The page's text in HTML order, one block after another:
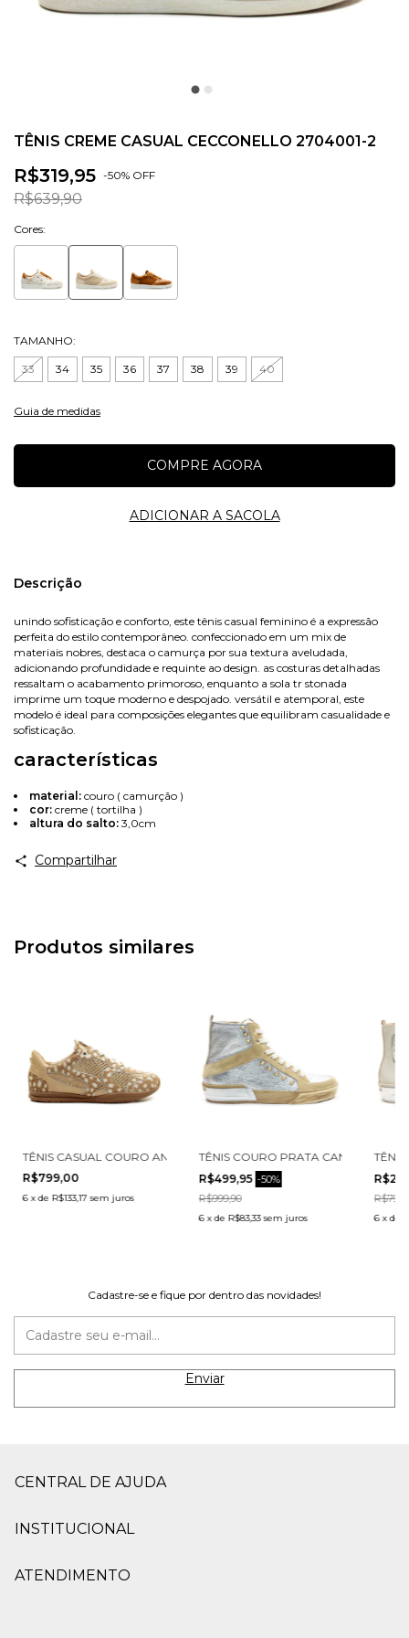
TÊNIS CREME CASUAL CECCONELLO 2704001-2
R$319,95 -50% OFF
R$639,90
Cores:
TAMANHO:
33 34 35 36 37 38 39 40
Guia de medidas
E-mail
Celular
Descrição
unindo sofisticação e conforto, este tênis casual feminino é a expressão
perfeita do estilo contemporâneo. confeccionado em um mix de
materiais nobres, destaca o camurça por sua textura aveludada,
adicionando profundidade e requinte ao design. as costuras detalhadas
ressaltam o acabamento primoroso, enquanto a sola tr stonada
imprime um toque moderno e despojado. versátil e atemporal, este
modelo é ideal para composições elegantes que equilibram casualidade e
sofisticação.
características
material: couro ( camurção )
cor: creme ( tortilha )
altura do salto: 3,0cm
Compartilhar
Produtos similares
4 2704001-3
TÊNIS CASUAL COURO ANIMAL PRINT CECCONELLO 2911002-5
R$799,00
6 xde R$133,17 sem juros
TÊNIS COURO PRATA CANO ALTO
R$499,95 -50%
R$999,90
6 xde R$83,33 sem juros 6 xde
Cadastre-se e fique por dentro das novidades!
CENTRAL DE AJUDA
INSTITUCIONAL
ATENDIMENTO